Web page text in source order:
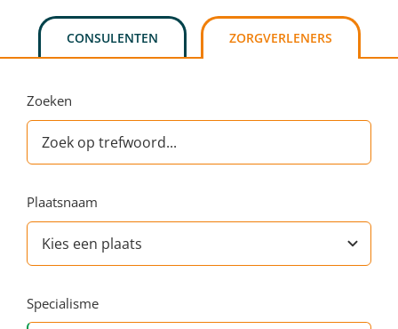
CONSULENTEN ZORGVERLENERS
Zoeken
Plaatsnaam
Specialisme